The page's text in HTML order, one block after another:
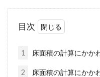
識！
目次
1 床面積の計算にかか
2 床面積の計算にかか